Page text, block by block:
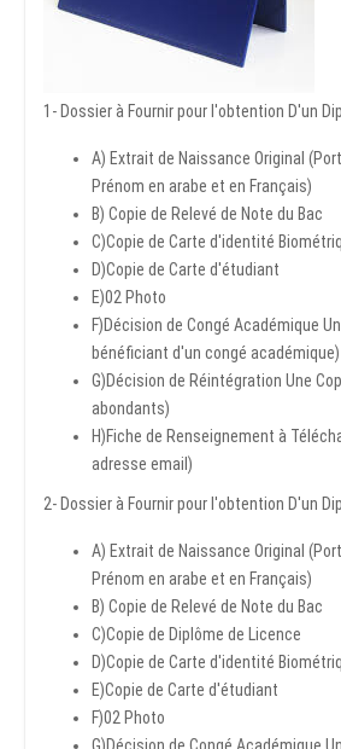
1- Dossier à Fournir pour l'obtention D'un
A) Extrait de Naissance Original
Prénom en arabe et en Français)
B) Copie de Relevé de Note du Bac
C)Copie de Carte d'identité
D)Copie de Carte d'étudiant
E)02 Photo
F)Décision de Congé Académique
bénéficiant d'un congé académique)
G)Décision de Réintégration Une
abondants)
H)Fiche de Renseignement à
adresse email)
2- Dossier à Fournir pour l'obtention D'un
A) Extrait de Naissance Original
Prénom en arabe et en Français)
B) Copie de Relevé de Note du Bac
C)Copie de Diplôme de Licence
D)Copie de Carte d'identité
E)Copie de Carte d'étudiant
F)02 Photo
G)Décision de Congé Académique